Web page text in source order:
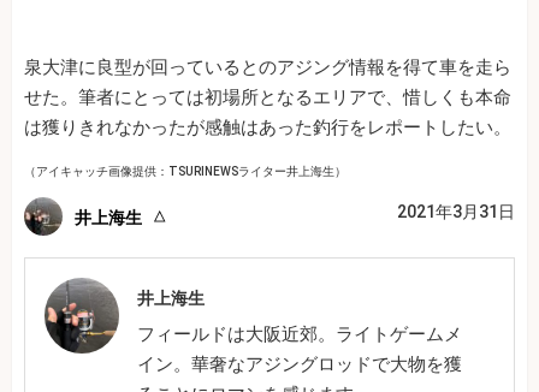
泉大津に良型が回っているとのアジング情報を得て車を走ら
せた。筆者にとっては初場所となるエリアで、惜しくも本命
は獲りきれなかったが感触はあった釣行をレポートしたい。
（アイキャッチ画像提供：TSURINEWSライター井上海生）
井上海生 2021年3月31日
井上海生
フィールドは大阪近郊。ライトゲームメ
イン。華奢なアジングロッドで大物を獲